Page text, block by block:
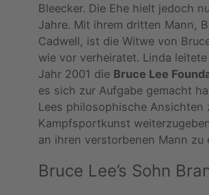
Bleecker. Die Ehe hielt jedoch
Jahre. Mit ihrem dritten Mann,
Cadwell, ist die Witwe von
wie vor verheiratet. Linda
Jahr 2001 die Bruce Lee
es sich zur Aufgabe gemacht
Lees philosophische Ansichten
Kampfsportkunst
an ihren verstorbenen Mann zu
Bruce Lee’s Sohn